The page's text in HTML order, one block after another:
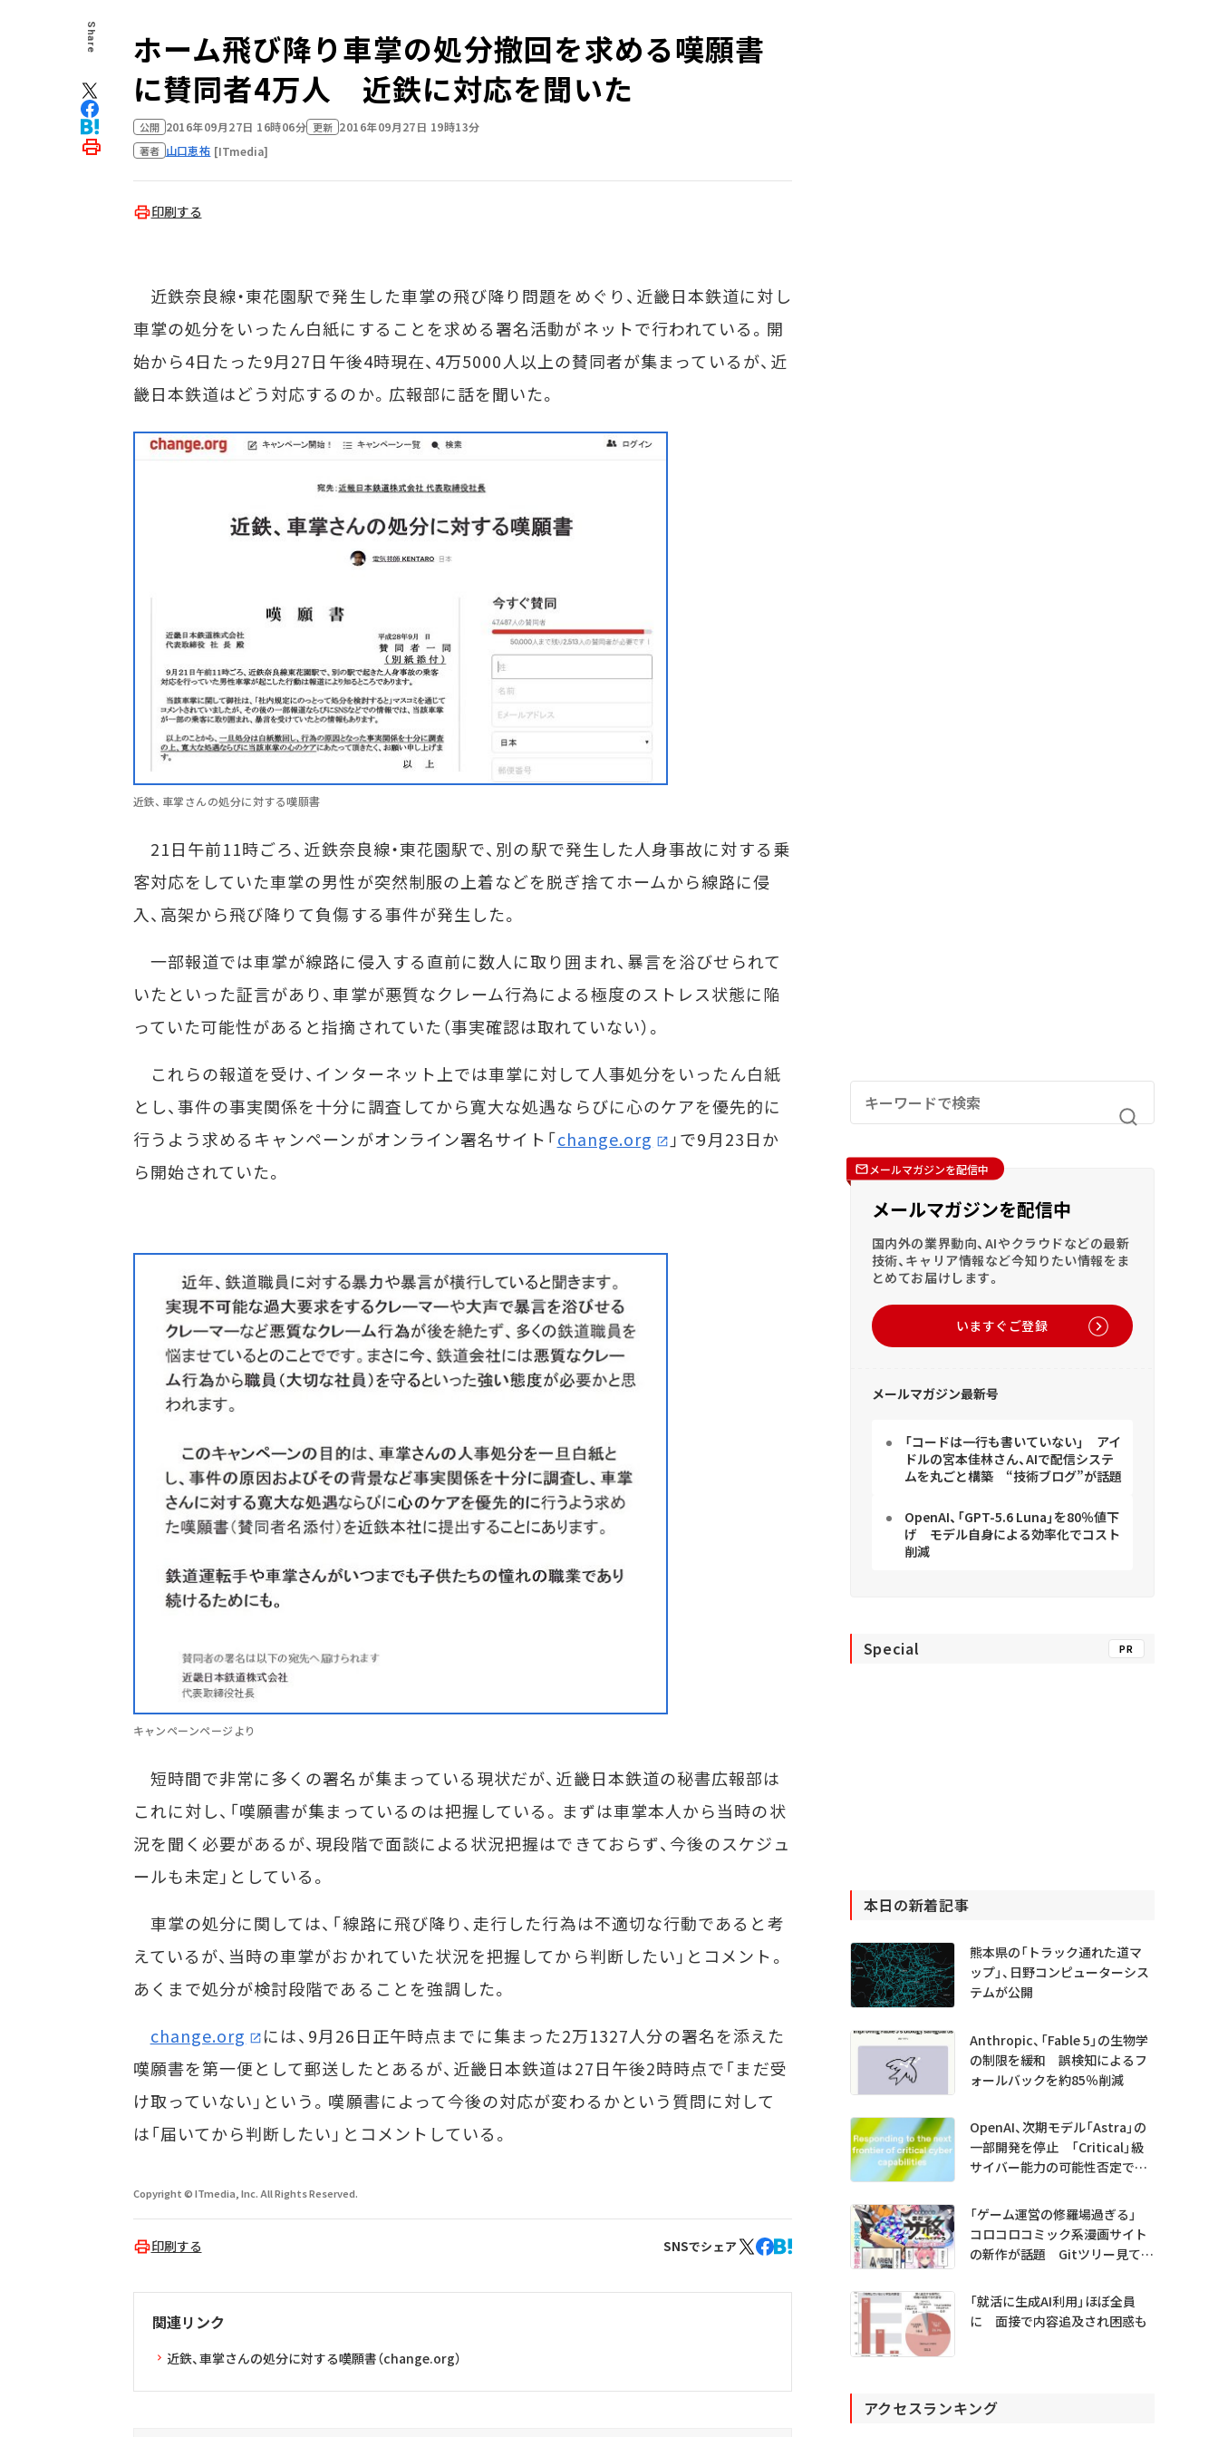
Share
ホーム飛び降り車掌の処分撤回を求める嘆願書
に賛同者4万人 近鉄に対応を聞いた
公開 2016年09月27日 16時06分 更新 2016年09月27日 19時13分
著者 山口恵祐 [ITmedia]
印刷する
近鉄奈良線・東花園駅で発生した車掌の飛び降り問題をめぐり、近畿日本鉄道に対し
車掌の処分をいったん白紙にすることを求める署名活動がネットで行われている。開
始から4日たった9月27日午後4時現在、4万5000人以上の賛同者が集まっているが、近
畿日本鉄道はどう対応するのか。広報部に話を聞いた。
近鉄、車掌さんの処分に対する嘆願書
21日午前11時ごろ、近鉄奈良線・東花園駅で、別の駅で発生した人身事故に対する乗
客対応をしていた車掌の男性が突然制服の上着などを脱ぎ捨てホームから線路に侵
入、高架から飛び降りて負傷する事件が発生した。
一部報道では車掌が線路に侵入する直前に数人に取り囲まれ、暴言を浴びせられて
いたといった証言があり、車掌が悪質なクレーム行為による極度のストレス状態に陥
っていた可能性があると指摘されていた（事実確認は取れていない）。
これらの報道を受け、インターネット上では車掌に対して人事処分をいったん白紙
とし、事件の事実関係を十分に調査してから寛大な処遇ならびに心のケアを優先的に
行うよう求めるキャンペーンがオンライン署名サイト「change.org
」で9月23日か
ら開始されていた。
キャンペーンページより
短時間で非常に多くの署名が集まっている現状だが、近畿日本鉄道の秘書広報部は
これに対し、「嘆願書が集まっているのは把握している。まずは車掌本人から当時の状
況を聞く必要があるが、現段階で面談による状況把握はできておらず、今後のスケジュ
ールも未定」としている。
車掌の処分に関しては、「線路に飛び降り、走行した行為は不適切な行動であると考
えているが、当時の車掌がおかれていた状況を把握してから判断したい」とコメント。
あくまで処分が検討段階であることを強調した。
change.org
には、9月26日正午時点までに集まった2万1327人分の署名を添えた
嘆願書を第一便として郵送したとあるが、近畿日本鉄道は27日午後2時時点で「まだ受
け取っていない」という。嘆願書によって今後の対応が変わるかという質問に対して
は「届いてから判断したい」とコメントしている。
Copyright © ITmedia, Inc. All Rights Reserved.
印刷する SNSでシェア
関連リンク
近鉄、車掌さんの処分に対する嘆願書（change.org）
メールマガジンを配信中
メールマガジンを配信中
国内外の業界動向、AIやクラウドなどの最新
技術、キャリア情報など今知りたい情報をま
とめてお届けします。
いますぐご登録
メールマガジン最新号
「コードは一行も書いていない」 アイ
ドルの宮本佳林さん、AIで配信システ
ムを丸ごと構築 “技術ブログ”が話題
OpenAI、「GPT-5.6 Luna」を80％値下
げ モデル自身による効率化でコスト
削減
Special PR
本日の新着記事
熊本県の「トラック通れた道マ
ップ」、日野コンピューターシス
テムが公開
Anthropic、「Fable 5」の生物学
の制限を緩和 誤検知によるフ
ォールバックを約85％削減
OpenAI、次期モデル「Astra」の
一部開発を停止 「Critical」級
サイバー能力の可能性否定でき
「ゲーム運営の修羅場過ぎる」
コロコロコミック系漫画サイト
の新作が話題 Gitツリー見てガ
「就活に生成AI利用」ほぼ全員
に 面接で内容追及され困惑も
アクセスランキング